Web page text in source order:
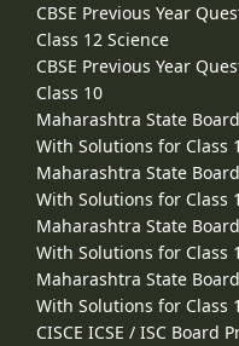
CBSE Previous Year
Class 12 Science
CBSE Previous Year
Class 10
Maharashtra State
With Solutions for Class
Maharashtra State
With Solutions for Class
Maharashtra State
With Solutions for Class
Maharashtra State
With Solutions for Class
CISCE ICSE / ISC Board